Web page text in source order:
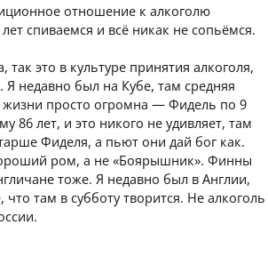
отношение к алкоголю
спиваемся и всё никак не сопьёмся.
это в культуре принятия алкоголя,
Я недавно был на Кубе, там средняя
жизни просто огромна — Фидель по 9
86 лет, и это никого не удивляет, там
Фиделя, а пьют они дай бог как.
ром, а не «Боярышник». Финны
тоже. Я недавно был в Англии,
что там в субботу творится. Не алкоголь